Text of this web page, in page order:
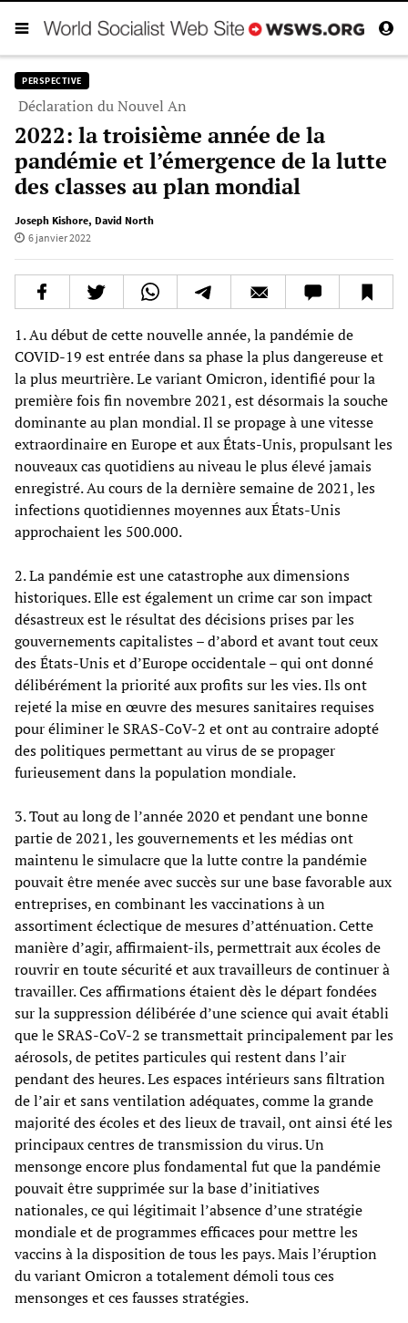
PERSPECTIVE
Déclaration du Nouvel An
2022: la troisième année de la
pandémie et l’émergence de la lutte
des classes au plan mondial
Joseph Kishore, David North
6 janvier 2022
1. Au début de cette nouvelle année, la pandémie de
COVID-19 est entrée dans sa phase la plus dangereuse et
la plus meurtrière. Le variant Omicron, identifié pour la
première fois fin novembre 2021, est désormais la souche
dominante au plan mondial. Il se propage à une vitesse
extraordinaire en Europe et aux États-Unis, propulsant les
nouveaux cas quotidiens au niveau le plus élevé jamais
enregistré. Au cours de la dernière semaine de 2021, les
infections quotidiennes moyennes aux États-Unis
approchaient les 500.000.
2. La pandémie est une catastrophe aux dimensions
historiques. Elle est également un crime car son impact
désastreux est le résultat des décisions prises par les
gouvernements capitalistes – d’abord et avant tout ceux
des États-Unis et d’Europe occidentale – qui ont donné
délibérément la priorité aux profits sur les vies. Ils ont
rejeté la mise en œuvre des mesures sanitaires requises
pour éliminer le SRAS-CoV-2 et ont au contraire adopté
des politiques permettant au virus de se propager
furieusement dans la population mondiale.
3. Tout au long de l’année 2020 et pendant une bonne
partie de 2021, les gouvernements et les médias ont
maintenu le simulacre que la lutte contre la pandémie
pouvait être menée avec succès sur une base favorable aux
entreprises, en combinant les vaccinations à un
assortiment éclectique de mesures d’atténuation. Cette
manière d’agir, affirmaient-ils, permettrait aux écoles de
rouvrir en toute sécurité et aux travailleurs de continuer à
travailler. Ces affirmations étaient dès le départ fondées
sur la suppression délibérée d’une science qui avait établi
que le SRAS-CoV-2 se transmettait principalement par les
aérosols, de petites particules qui restent dans l’air
pendant des heures. Les espaces intérieurs sans filtration
de l’air et sans ventilation adéquates, comme la grande
majorité des écoles et des lieux de travail, ont ainsi été les
principaux centres de transmission du virus. Un
mensonge encore plus fondamental fut que la pandémie
pouvait être supprimée sur la base d’initiatives
nationales, ce qui légitimait l’absence d’une stratégie
mondiale et de programmes efficaces pour mettre les
vaccins à la disposition de tous les pays. Mais l’éruption
du variant Omicron a totalement démoli tous ces
mensonges et ces fausses stratégies.